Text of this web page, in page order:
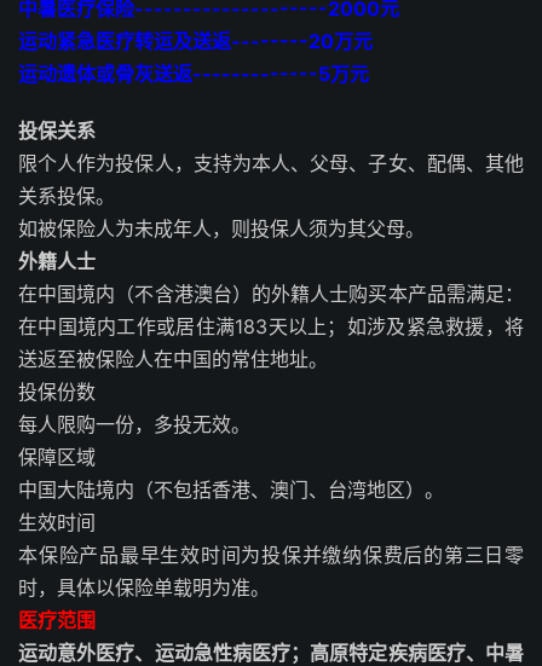
中暑医疗保险--------------------2000元
运动紧急医疗转运及送返--------20万元
运动遗体或骨灰送返-------------5万元
投保关系
限个人作为投保人，支持为本人、父母、子女、配偶、其他
关系投保。
如被保险人为未成年人，则投保人须为其父母。
外籍人士
在中国境内（不含港澳台）的外籍人士购买本产品需满足：
在中国境内工作或居住满183天以上；如涉及紧急救援，将
送返至被保险人在中国的常住地址。
投保份数
每人限购一份，多投无效。
保障区域
中国大陆境内（不包括香港、澳门、台湾地区）。
生效时间
本保险产品最早生效时间为投保并缴纳保费后的第三日零
时，具体以保险单载明为准。
医疗范围
运动意外医疗、运动急性病医疗；高原特定疾病医疗、中暑